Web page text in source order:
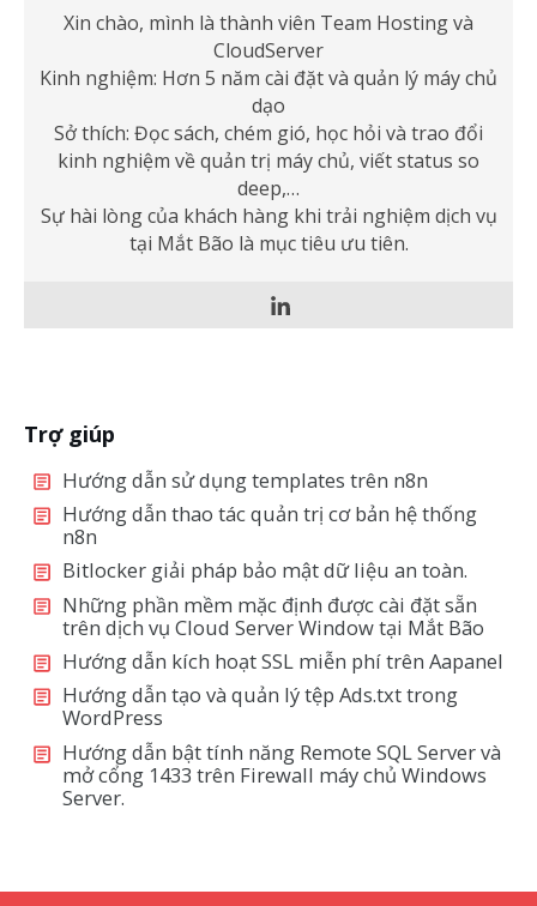
Xin chào, mình là thành viên Team Hosting và
CloudServer
Kinh nghiệm: Hơn 5 năm cài đặt và quản lý máy chủ
dạo
Sở thích: Đọc sách, chém gió, học hỏi và trao đổi
kinh nghiệm về quản trị máy chủ, viết status so
deep,…
Sự hài lòng của khách hàng khi trải nghiệm dịch vụ
tại Mắt Bão là mục tiêu ưu tiên.
Trợ giúp
Hướng dẫn sử dụng templates trên n8n
Hướng dẫn thao tác quản trị cơ bản hệ thống
n8n
Bitlocker giải pháp bảo mật dữ liệu an toàn.
Những phần mềm mặc định được cài đặt sẵn
trên dịch vụ Cloud Server Window tại Mắt Bão
Hướng dẫn kích hoạt SSL miễn phí trên Aapanel
Hướng dẫn tạo và quản lý tệp Ads.txt trong
WordPress
Hướng dẫn bật tính năng Remote SQL Server và
mở cổng 1433 trên Firewall máy chủ Windows
Server.